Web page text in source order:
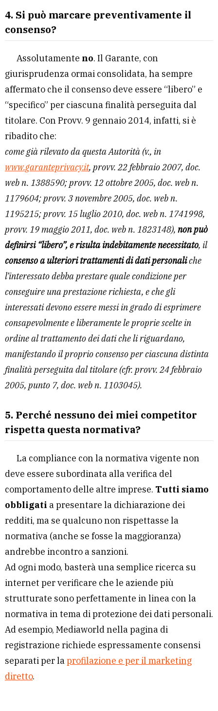
4. Si può marcare preventivamente il
consenso?
Assolutamente no. Il Garante, con
giurisprudenza ormai consolidata, ha sempre
affermato che il consenso deve essere “libero” e
“specifico” per ciascuna finalità perseguita dal
titolare. Con Provv. 9 gennaio 2014, infatti, si è
ribadito che:
come già rilevato da questa Autorità (v., in
www.garanteprivacy.it, provv. 22 febbraio 2007, doc.
web n. 1388590; provv. 12 ottobre 2005, doc. web n.
1179604; provv. 3 novembre 2005, doc. web n.
1195215; provv. 15 luglio 2010, doc. web n. 1741998,
provv. 19 maggio 2011, doc. web n. 1823148), non può
definirsi “libero”, e risulta indebitamente necessitato, il
consenso a ulteriori trattamenti di dati personaliche
l’interessato debba prestare quale condizione per
conseguire una prestazione richiesta, e che gli
interessati devono essere messi in grado di esprimere
consapevolmente e liberamente le proprie scelte in
ordine al trattamento dei dati che li riguardano,
manifestando il proprio consenso per ciascuna distinta
finalità perseguita dal titolare (cfr. provv. 24 febbraio
2005, punto 7, doc. web n. 1103045).
5. Perché nessuno dei miei competitor
rispetta questa normativa?
La compliance con la normativa vigente non
deve essere subordinata alla verifica del
comportamento delle altre imprese. Tutti siamo
obbligati a presentare la dichiarazione dei
redditi, ma se qualcuno non rispettasse la
normativa (anche se fosse la maggioranza)
andrebbe incontro a sanzioni.
Ad ogni modo, basterà una semplice ricerca su
internet per verificare che le aziende più
strutturate sono perfettamente in linea con la
normativa in tema di protezione dei dati personali.
Ad esempio, Mediaworld nella pagina di
registrazione richiede espressamente consensi
separati per laprofilazione e per il marketing
diretto.